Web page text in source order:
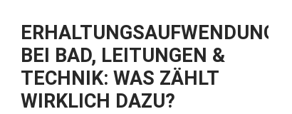
ERHALTUNGSAUFWENDUNGEN
BEI BAD, LEITUNGEN &
TECHNIK: WAS ZÄHLT
WIRKLICH DAZU?